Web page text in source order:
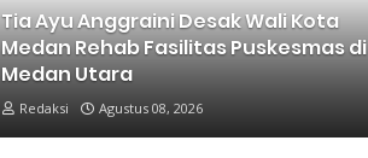
Tia Ayu Anggraini Desak Wali Kota
Medan Rehab Fasilitas Puskesmas di
Medan Utara
Redaksi Agustus 08, 2026